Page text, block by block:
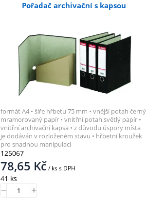
Pořadač archivační s kapsou
125067
78,65 Kč/ kss DPH
41 ks
formát A4 • šíře hřbetu 75 mm • vnější potah černý
mramorovaný papír • vnitřní potah světlý papír •
vnitřní archivační kapsa • z důvodu úspory místa
je dodáván v rozloženém stavu • hřbetní kroužek
pro snadnou manipulaci